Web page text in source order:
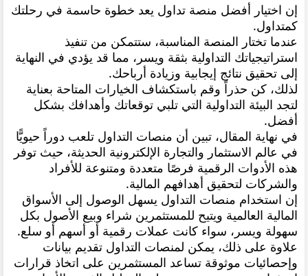
إن اختيار أفضل منصة تداول يعد خطوة حاسمة في رحلتك
كمتداول.
عندما تختار المنصة المناسبة، ستتمكن من تنفيذ
استراتيجياتك التداولية بثقة ويسر، مما قد يؤدي في النهاية
إلى تحقيق نتائج إيجابية وزيادة أرباحك.
لذلك، كن حذراً وقم باستكشاف الخيارات المتاحة بعناية
لتجد البيئة التداولية التي تلبي توقعاتك وأهدافك بشكل
أفضل.
في نهاية المقال، تبين أن منصات التداول تلعب دوراً حيويًّا
في عالم الاستثمار والتجارة الإلكترونية الحديثة، حيث توفر
هذه الأدوات الرقمية فرصًا متعددة ومتنوعة للأفراد
والشركات لتحقيق أهدافهم المالية.
إن استخدام منصات التداول يسهل الوصول إلى الأسواق
المالية العالمية ويتيح للمستثمرين شراء وبيع الأصول بكل
سهولة ويسر، سواء كانت عملات رقمية أو أسهم أو سلع.
علاوة على ذلك، يمكن لمنصات التداول تقديم بيانات
وإحصائيات موثوقة تساعد المستثمرين على اتخاذ قرارات